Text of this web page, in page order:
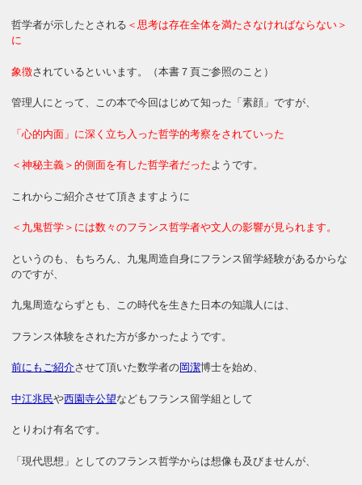
哲学者が示したとされる ＜思考は存在全体を満たさなければならない＞
に
象徴されているといいます。（本書７頁ご参照のこと）
管理人にとって、この本で今回はじめて知った「素顔」ですが、
「心的内面」に深く立ち入った哲学的考察をされていった
＜神秘主義＞的側面を有した哲学者だったようです。
これからご紹介させて頂きますように
＜九鬼哲学＞には数々のフランス哲学者や文人の影響が見られます。
というのも、もちろん、九鬼周造自身にフランス留学経験があるからな
のですが、
九鬼周造ならずとも、この時代を生きた日本の知識人には、
フランス体験をされた方が多かったようです。
前にもご紹介させて頂いた数学者の岡潔博士を始め、
中江兆民や西園寺公望などもフランス留学組として
とりわけ有名です。
「現代思想」としてのフランス哲学からは想像も及びませんが、